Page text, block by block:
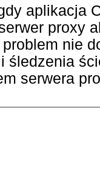
aplikacja
proxy
nie
śledzenia
serwera